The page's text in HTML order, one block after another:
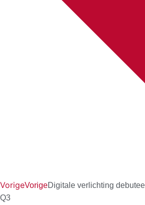
VorigeVorigeDigitale verlichting
Q3